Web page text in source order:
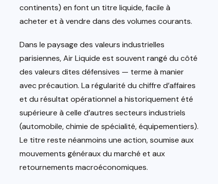
continents) en font un titre liquide, facile à
acheter et à vendre dans des volumes courants.
Dans le paysage des valeurs industrielles
parisiennes, Air Liquide est souvent rangé du côté
des valeurs dites défensives — terme à manier
avec précaution. La régularité du chiffre d’affaires
et du résultat opérationnel a historiquement été
supérieure à celle d’autres secteurs industriels
(automobile, chimie de spécialité, équipementiers).
Le titre reste néanmoins une action, soumise aux
mouvements généraux du marché et aux
retournements macroéconomiques.